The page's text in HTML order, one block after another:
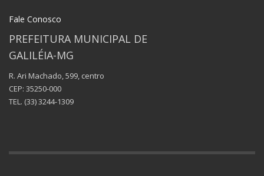
Fale Conosco
PREFEITURA MUNICIPAL DE
GALILÉIA-MG
R. Ari Machado, 599, centro
CEP: 35250-000
TEL. (33) 3244-1309